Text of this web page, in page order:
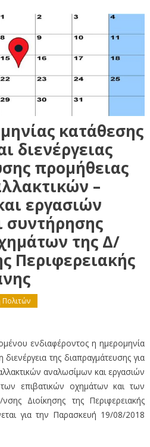
κατάθεσης
διενέργειας
προμήθειας
–
εργασιών
συντήρησης
της Δ/
Περιφερειακής
ενδιαφέροντος η ημερομηνία
της διαπραγμάτευσης για
αναλωσίμων και εργασιών
επιβατικών οχημάτων και των
Διοίκησης της Περιφερειακής
για την Παρασκευή 19/08/2018